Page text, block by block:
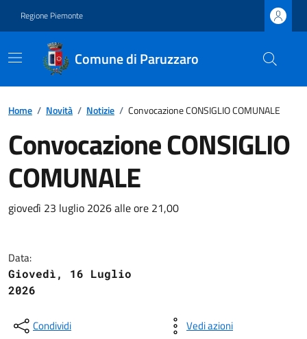
Regione Piemonte
Comune di Paruzzaro
Home / Novità / Notizie / Convocazione CONSIGLIO COMUNALE
Convocazione CONSIGLIO
COMUNALE
giovedì 23 luglio 2026 alle ore 21,00
Data:
Giovedì, 16 Luglio
2026
Condividi Vedi azioni